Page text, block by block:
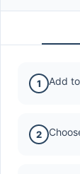
1 Add
2